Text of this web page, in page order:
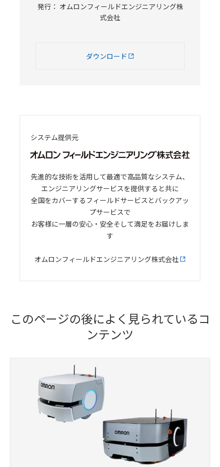
発行： オムロンフィールドエンジニアリング株
式会社
ダウンロード
システム提供元
先進的な技術を活用して最適で高品質なシステム、
エンジニアリングサービスを提供すると共に
全国をカバーするフィールドサービスとバックアッ
プサービスで
お客様に一層の安心・安全そして満足をお届けしま
す
オムロンフィールドエンジニアリング株式会社
このページの後によく見られているコ
ンテンツ